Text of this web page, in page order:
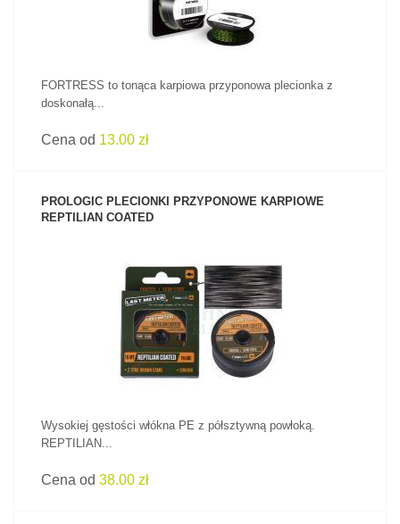
FORTRESS to tonąca karpiowa przyponowa plecionka z
doskonałą...
Cena od 13.00 zł
PROLOGIC PLECIONKI PRZYPONOWE KARPIOWE
REPTILIAN COATED
ZOBACZ PRODUKT
Wysokiej gęstości włókna PE z półsztywną powłoką.
REPTILIAN...
Cena od 38.00 zł